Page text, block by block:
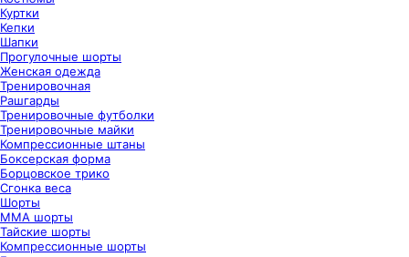
Куртки
Кепки
Шапки
Прогулочные шорты
Женская одежда
Тренировочная
Рашгарды
Тренировочные футболки
Тренировочные майки
Компрессионные штаны
Боксерская форма
Борцовское трико
Сгонка веса
Шорты
ММА шорты
Тайские шорты
Компрессионные шорты